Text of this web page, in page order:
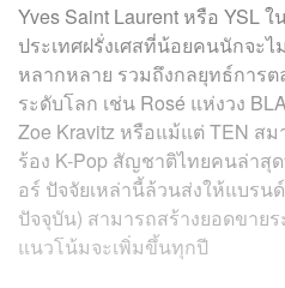
Yves Saint Laurent หรือ YSL
ประเทศฝรั่งเศสที่น้อยคนนักจะ
หลากหลาย รวมถึงกลยุทธ์การต
ระดับโลก เช่น Rosé แห่งวง
Zoe Kravitz หรือแม้แต่ TEN ส
ร้อง K-Pop สัญชาติไทยคนล่า
อร์ ปัจจัยเหล่านี้ล้วนส่งให้แบรน
ปัจจุบัน) สามารถสร้างยอดขาย
แนวโน้มจะเพิ่มขึ้นทุกปี